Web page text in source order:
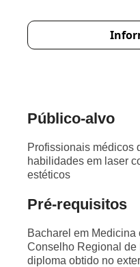
Público-alvo
Profissionais médicos
habilidades em laser
estéticos
Pré-requisitos
Bacharel em
Conselho Regional
diploma obtido no